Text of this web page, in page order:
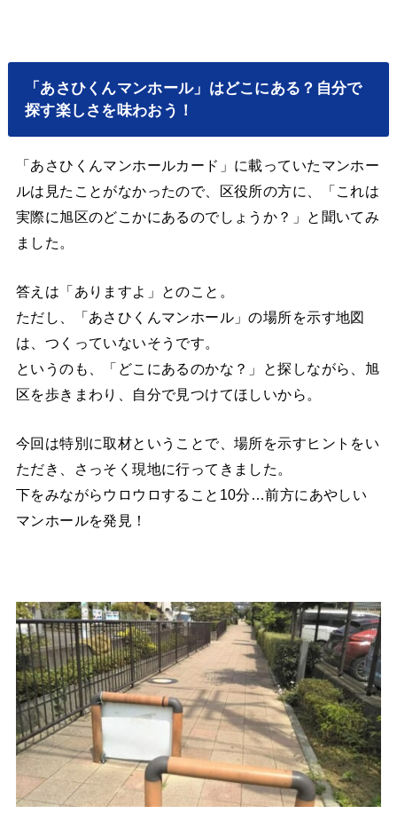
「あさひくんマンホール」はどこにある？自分で
探す楽しさを味わおう！
「あさひくんマンホールカード」に載っていたマンホー
ルは見たことがなかったので、区役所の方に、「これは
実際に旭区のどこかにあるのでしょうか？」と聞いてみ
ました。
答えは「ありますよ」とのこと。
ただし、「あさひくんマンホール」の場所を示す地図
は、つくっていないそうです。
というのも、「どこにあるのかな？」と探しながら、旭
区を歩きまわり、自分で見つけてほしいから。
今回は特別に取材ということで、場所を示すヒントをい
ただき、さっそく現地に行ってきました。
下をみながらウロウロすること10分…前方にあやしい
マンホールを発見！